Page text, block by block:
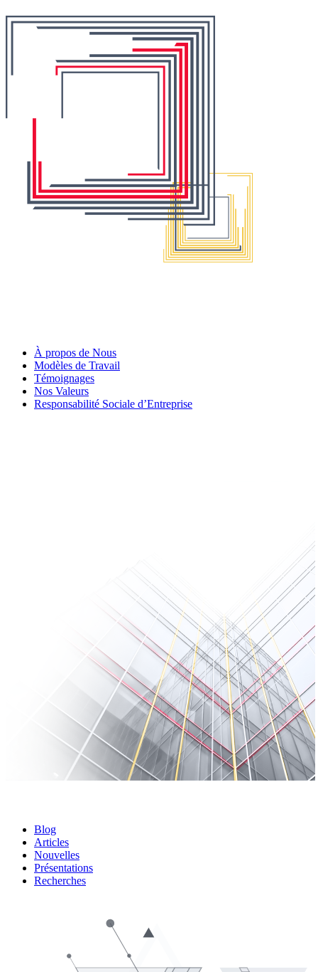
À propos de Nous
Modèles de Travail
Témoignages
Nos Valeurs
Responsabilité Sociale d’Entreprise
Blog
Articles
Nouvelles
Présentations
Recherches